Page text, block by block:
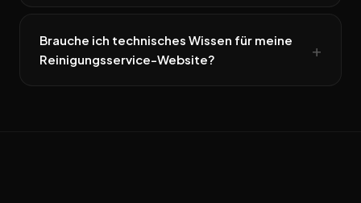
Brauche ich technisches Wissen für meine
Reinigungsservice-Website?